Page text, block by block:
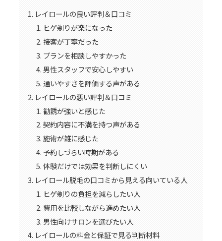
レイロールの良い評判＆口コミ
ヒゲ剃りが楽になった
接客が丁寧だった
プランを相談しやすかった
男性スタッフで安心しやすい
通いやすさを評価する声がある
レイロールの悪い評判＆口コミ
勧誘が強いと感じた
契約内容に不満を持つ声がある
施術が雑に感じた
予約しづらい時期がある
体験だけでは効果を判断しにくい
レイロール脱毛の口コミから見える向いている人
ヒゲ剃りの負担を減らしたい人
費用を比較しながら進めたい人
男性向けサロンを選びたい人
レイロールの料金と保証で見る判断材料